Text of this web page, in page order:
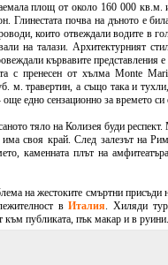
площ от около 160 000 кв.м.
Глинестата почва на дъното е
които отвеждали водите в
на талази. Архитектурният
кървавите
с пренесен от хълма Monte
м. травертин, а също така и
едно сензационно за времето
тяло на Колизея буди
своя край. След залезът на
каменната плът на
на жестоките смъртни
вИталия. Хиляди
към публиката, пък макар и в руини.